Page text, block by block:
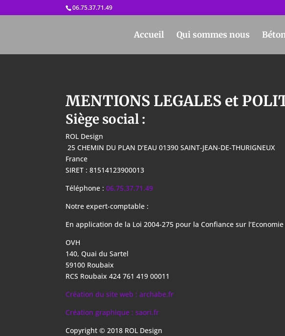
06.75.37.71.49
Accueil Qui sommes nous
MENTIONS LEGALES et
Siège social :
ROL Design
25 CHEMIN DU PLAN D’EAU 01390 SAINT-JEAN-DE-THURIGNEUX
France
SIRET : 81514123900013
Téléphone :06.75.37.71.49
Notre expert-comptable :
En application de la Loi 2004-275 pour la Confiance sur
OVH
140, Quai du Sartel
59100 Roubaix
RCS Roubaix 424 761 419 00011
Création du site web : archabe.fr
Création graphique : saori.fr
Copyright © 2018 ROL Design